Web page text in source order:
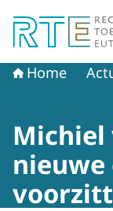
Home
Michiel